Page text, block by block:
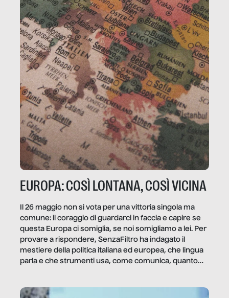
EUROPA: COSÌ LONTANA, COSÌ VICINA
Il 26 maggio non si vota per una vittoria singola ma
comune: il coraggio di guardarci in faccia e capire se
questa Europa ci somiglia, se noi somigliamo a lei. Per
provare a rispondere, SenzaFiltro ha indagato il
mestiere della politica italiana ed europea, che lingua
parla e che strumenti usa, come comunica, quanto